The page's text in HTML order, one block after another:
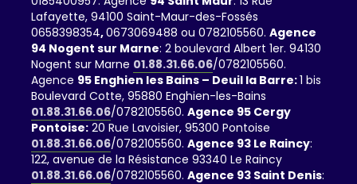
Lafayette, 94100 Saint-Maur-des-Fossés
0658398354,0673069488 ou 0782105560. Agence
94 Nogent sur Marne: 2 boulevard Albert 1er. 94130
Nogent sur Marne 01.88.31.66.06/0782105560.
Agence 95 Enghien les Bains – Deuil la Barre:1 bis
Boulevard Cotte, 95880 Enghien-les-Bains
01.88.31.66.06/0782105560. Agence 95 Cergy
Pontoise: 20 Rue Lavoisier, 95300 Pontoise
01.88.31.66.06/0782105560. Agence 93 Le Raincy:
122, avenue de la Résistance 93340 Le Raincy
01.88.31.66.06/0782105560. Agence 93 Saint Denis: